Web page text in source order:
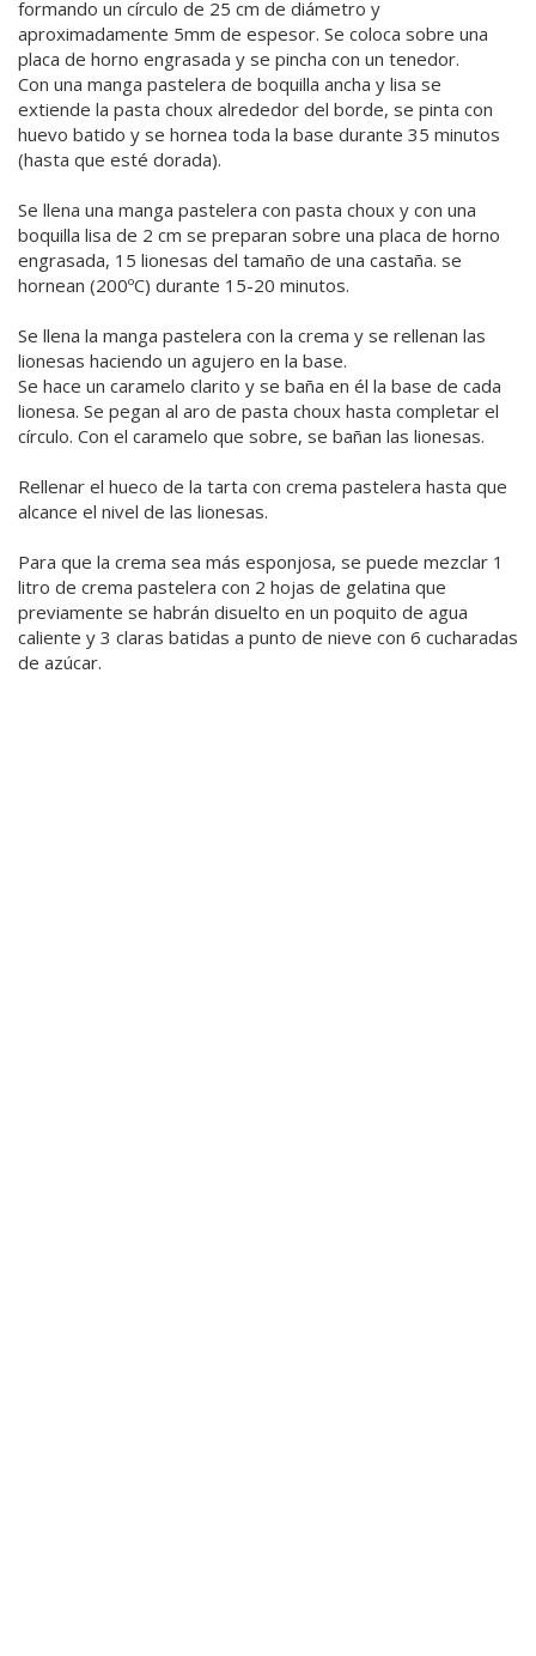
formando un círculo de 25 cm de diámetro y
aproximadamente 5mm de espesor. Se coloca sobre una
placa de horno engrasada y se pincha con un tenedor.
Con una manga pastelera de boquilla ancha y lisa se
extiende la pasta choux alrededor del borde, se pinta con
huevo batido y se hornea toda la base durante 35 minutos
(hasta que esté dorada).
Se llena una manga pastelera con pasta choux y con una
boquilla lisa de 2 cm se preparan sobre una placa de horno
engrasada, 15 lionesas del tamaño de una castaña. se
hornean (200ºC) durante 15-20 minutos.
Se llena la manga pastelera con la crema y se rellenan las
lionesas haciendo un agujero en la base.
Se hace un caramelo clarito y se baña en él la base de cada
lionesa. Se pegan al aro de pasta choux hasta completar el
círculo. Con el caramelo que sobre, se bañan las lionesas.
Rellenar el hueco de la tarta con crema pastelera hasta que
alcance el nivel de las lionesas.
Para que la crema sea más esponjosa, se puede mezclar 1
litro de crema pastelera con 2 hojas de gelatina que
previamente se habrán disuelto en un poquito de agua
caliente y 3 claras batidas a punto de nieve con 6 cucharadas
de azúcar.